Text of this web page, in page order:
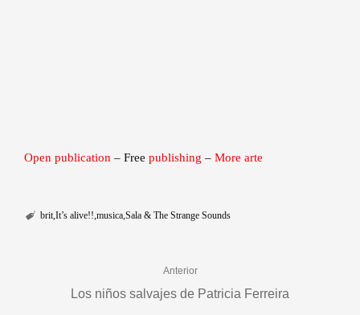
Open publication – Free publishing – More arte
brit It’s alive!! musica Sala & The Strange Sounds
Anterior
Los niños salvajes de Patricia Ferreira